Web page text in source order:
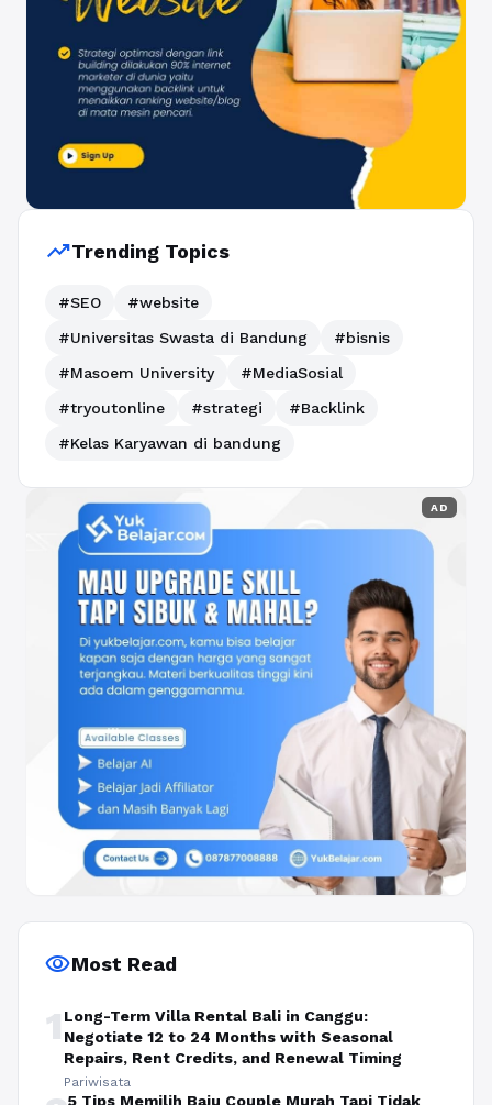
trending_upTrending Topics
#SEO
#website
#Universitas Swasta di Bandung
#bisnis
#Masoem University
#MediaSosial
#tryoutonline
#strategi
#Backlink
#Kelas Karyawan di bandung
AD
visibilityMost Read
1 Long-Term Villa Rental Bali in Canggu:
Negotiate 12 to 24 Months with Seasonal
Repairs, Rent Credits, and Renewal Timing
Pariwisata
5 Tips Memilih Baju Couple Murah Tapi Tidak